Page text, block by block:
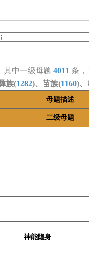
其中一级母题 4011 条
族(1282)、苗族(1160)、
母题描述
二级母题
神能隐身